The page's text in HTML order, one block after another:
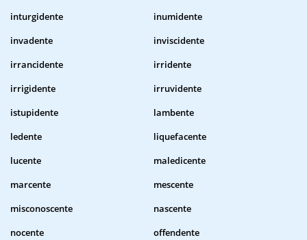
inturgidente
inumidente
invadente
inviscidente
irrancidente
irridente
irrigidente
irruvidente
istupidente
lambente
ledente
liquefacente
lucente
maledicente
marcente
mescente
misconoscente
nascente
nocente
offendente